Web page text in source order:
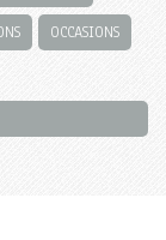
OCCASIONS